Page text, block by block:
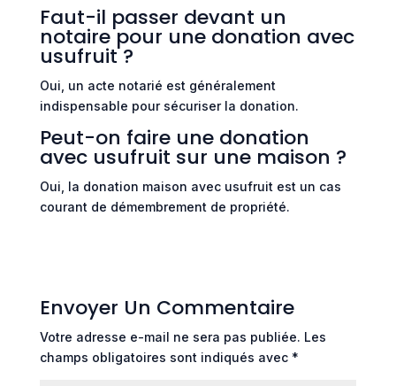
Faut-il passer devant un
notaire pour une donation avec
usufruit ?
Oui, un acte notarié est généralement
indispensable pour sécuriser la donation.
Peut-on faire une donation
avec usufruit sur une maison ?
Oui, la donation maison avec usufruit est un cas
courant de démembrement de propriété.
Envoyer Un Commentaire
Votre adresse e-mail ne sera pas publiée. Les
champs obligatoires sont indiqués avec *